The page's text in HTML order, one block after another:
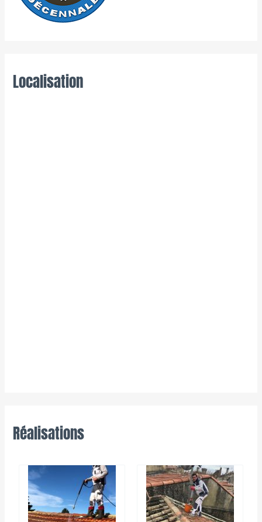
Localisation
Réalisations